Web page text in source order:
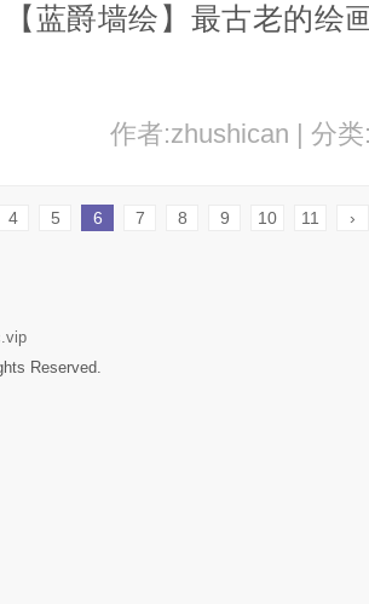
蓝爵墙绘】最古老的绘
作者:zhushican | 分
4 5 6 7 8 9 10 11 ›
Reserved.